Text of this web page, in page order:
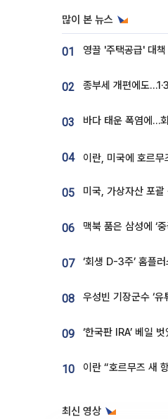
많이 본 뉴스
01
02
03
04
05
06
07
08
09
10
최신 영상